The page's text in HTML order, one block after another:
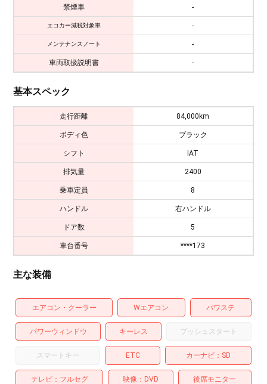
禁煙車 -
エコカー減税対象車 -
メンテナンスノート -
車両取扱説明書 -
基本スペック
走行距離 84,000km
ボディ色 ブラック
シフト IAT
排気量 2400
乗車定員 8
ハンドル 右ハンドル
ドア数 5
車台番号 ****173
主な装備
エアコン・クーラー Wエアコン パワステ
パワーウィンドウ キーレス プッシュスタート
スマートキー ETC カーナビ SD
テレビ フルセグ 映像 DVD 後席モニター